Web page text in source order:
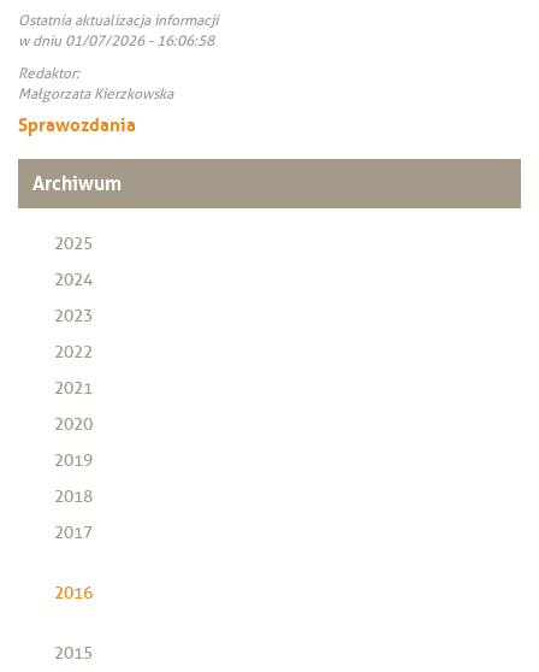
Ostatnia aktualizacja informacji
w dniu 01/07/2026 - 16:06:58
Redaktor:
Małgorzata Kierzkowska
Sprawozdania
Archiwum
2025
2024
2023
2022
2021
2020
2019
2018
2017
2016
2015